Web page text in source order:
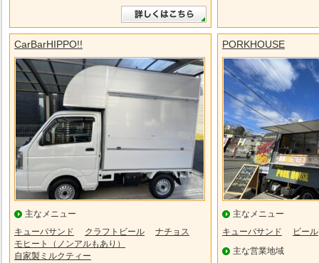
CarBarHIPPO!!
主なメニュー
キューバサンド
クラフトビール
ナチョス
モヒート（ノンアルもあり）
自家製ミルクティー
PORKHOUSE
主なメニュー
キューバサンド
ビール
主な営業地域